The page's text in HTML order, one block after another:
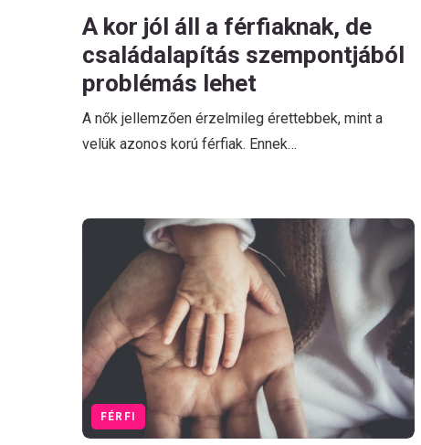
A kor jól áll a férfiaknak, de
családalapítás szempontjából
problémás lehet
A nők jellemzően érzelmileg érettebbek, mint a
velük azonos korú férfiak. Ennek…
FÉRFI